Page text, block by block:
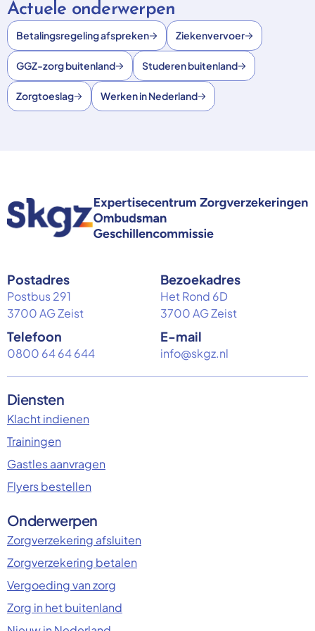
Actuele onderwerpen
Betalingsregeling afspreken Ziekenvervoer
GGZ-zorg buitenland Studeren buitenland
Zorgtoeslag Werken in Nederland
Postadres
Postbus 291
3700 AG Zeist
Bezoekadres
Het Rond 6D
3700 AG Zeist
Telefoon
0800 64 64 644
E-mail
info@skgz.nl
Diensten
Klacht indienen
Trainingen
Gastles aanvragen
Flyers bestellen
Onderwerpen
Zorgverzekering afsluiten
Zorgverzekering betalen
Vergoeding van zorg
Zorg in het buitenland